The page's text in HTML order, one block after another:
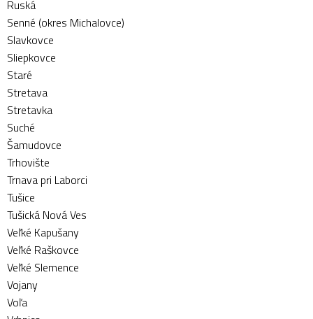
Ruská
Senné (okres Michalovce)
Slavkovce
Sliepkovce
Staré
Stretava
Stretavka
Suché
Šamudovce
Trhovište
Trnava pri Laborci
Tušice
Tušická Nová Ves
Veľké Kapušany
Veľké Raškovce
Veľké Slemence
Vojany
Voľa